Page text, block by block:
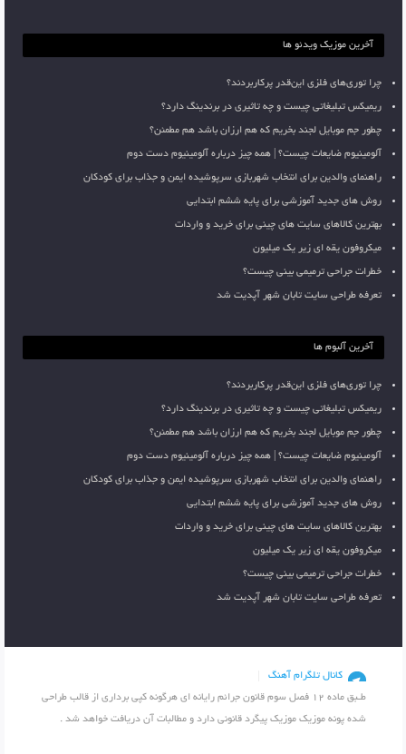
آخرین موزیک ویدئو ها
چرا توری‌های فلزی این‌قدر پرکاربردند؟
ریمیکس تبلیغاتی چیست و چه تاثیری در برندینگ دارد؟
چطور جم موبایل لجند بخریم که هم ارزان باشد هم مطمئن؟
آلومینیوم ضایعات چیست؟ | همه چیز درباره آلومینیوم دست دوم
راهنمای والدین برای انتخاب شهربازی سرپوشیده ایمن و جذاب برای کودکان
روش های جدید آموزشی برای پایه ششم ابتدایی
بهترین کالاهای سایت های چینی برای خرید و واردات
میکروفون یقه ای زیر یک میلیون
خطرات جراحی ترمیمی بینی چیست؟
تعرفه طراحی سایت تابان شهر آپدیت شد
آخرین آلبوم ها
چرا توری‌های فلزی این‌قدر پرکاربردند؟
ریمیکس تبلیغاتی چیست و چه تاثیری در برندینگ دارد؟
چطور جم موبایل لجند بخریم که هم ارزان باشد هم مطمئن؟
آلومینیوم ضایعات چیست؟ | همه چیز درباره آلومینیوم دست دوم
راهنمای والدین برای انتخاب شهربازی سرپوشیده ایمن و جذاب برای کودکان
روش های جدید آموزشی برای پایه ششم ابتدایی
بهترین کالاهای سایت های چینی برای خرید و واردات
میکروفون یقه ای زیر یک میلیون
خطرات جراحی ترمیمی بینی چیست؟
تعرفه طراحی سایت تابان شهر آپدیت شد
کانال تلگرام آهنگ
طـبق ماده 12 فصل سوم قانون جرائم رایانه ای هرگونه کپی برداری از قالب طراحی
شده پونه موزیک موزیک پیگرد قانونی دارد و مطالبات آن دریافت خواهد شد .